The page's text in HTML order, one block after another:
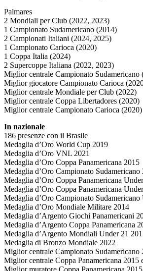
Palmares
2 Mondiali per Club (2022, 2023)
1 Campionato Sudamericano (2014)
2 Campionati Italiani (2024, 2025)
1 Campionato Carioca (2020)
1 Coppa Italia (2024)
2 Supercoppe Italiana (2022, 2023)
Miglior centrale Campionato Sudamericano
Miglior giocatore Campionato Carioca
Miglior centrale Mondiale per Club (2022)
Miglior centrale Coppa Libertadores (2020)
Miglior centrale Campionato Carioca (2020)
In nazionale
186 presenze con il Brasile
Medaglia d’Oro World Cup 2019
Medaglia d’Oro VNL 2021
Medaglia d’Oro Coppa Panamericana 2015
Medaglia d’Oro Campionato Sudamericano
Medaglia d’Oro Coppa Panamericana
Medaglia d’Oro Coppa Panamericana
Medaglia d’Oro Campionato
Medaglia d’Oro Mondiale Militare 2014
Medaglia d’Argento Giochi Panamericani
Medaglia d’Argento Coppa Panamericana
Medaglia d’Argento Mondiali Under 21
Medaglia di Bronzo Mondiale 2022
Miglior centrale Campionato Sudamericano
Miglior centrale Coppa Panamericana 2015